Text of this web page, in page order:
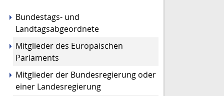
Bundestags- und
Landtagsabgeordnete
Mitglieder des Europäischen
Parlaments
Mitglieder der Bundesregierung oder
einer Landesregierung